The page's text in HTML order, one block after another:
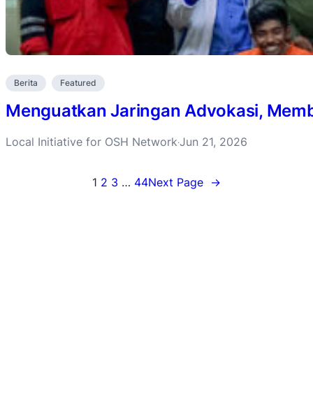
Berita Featured
Menguatkan Jaringan Advokasi,
Local Initiative for OSH Network·Jun 21, 2026
1 2 3 … 44Next Page →